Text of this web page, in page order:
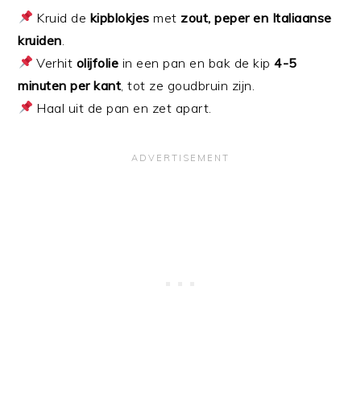
Kruid de kipblokjes met zout, peper en Italiaanse
kruiden
Verhit olijfolie in een pan en bak de kip4-5
minuten per kant , tot ze goudbruin zijn.
Haal uit de pan en zet apart.